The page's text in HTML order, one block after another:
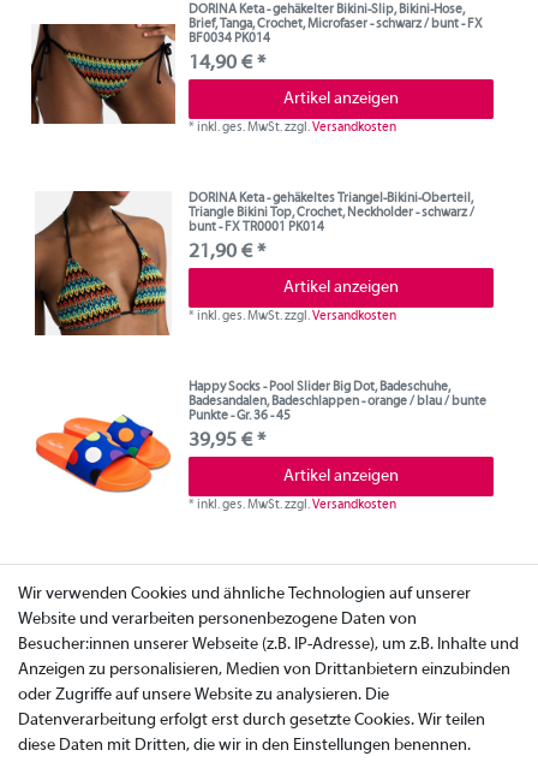
DORINA Keta - gehäkelter Bikini-Slip, Bikini-Hose,
Brief, Tanga, Crochet, Microfaser - schwarz / bunt - FX
BF0034 PK014
14,90 € *
Artikel anzeigen
*inkl. ges. MwSt.zzgl.Versandkosten
DORINA Keta - gehäkeltes Triangel-Bikini-Oberteil,
Triangle Bikini Top, Crochet, Neckholder - schwarz /
bunt - FX TR0001 PK014
21,90 € *
Artikel anzeigen
*inkl. ges. MwSt.zzgl.Versandkosten
Happy Socks - Pool Slider Big Dot, Badeschuhe,
Badesandalen, Badeschlappen - orange / blau / bunte
Punkte - Gr. 36 - 45
39,95 € *
Artikel anzeigen
*inkl. ges. MwSt.zzgl.Versandkosten
Wir verwenden Cookies und ähnliche Technologien auf unserer
Website und verarbeiten personenbezogene Daten von
Besucher:innen unserer Webseite (z.B. IP-Adresse), um z.B. Inhalte und
Anzeigen zu personalisieren, Medien von Drittanbietern einzubinden
oder Zugriffe auf unsere Website zu analysieren. Die
Datenverarbeitung erfolgt erst durch gesetzte Cookies. Wir teilen
diese Daten mit Dritten, die wir in den Einstellungen benennen.